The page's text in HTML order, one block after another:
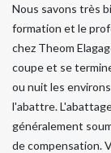
Nous savons très
formation et le
chez Theom
coupe et se
ou nuit les
l'abattre.
généralement
de compensation.